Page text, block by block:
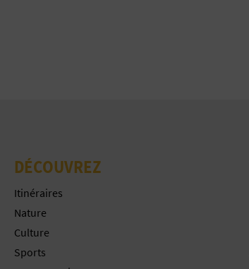
DÉCOUVREZ
Itinéraires
Nature
Culture
Sports